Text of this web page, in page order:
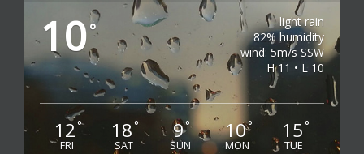
10°
light rain
82% humidity
wind: 5m/s SSW
H 11 • L 10
12°
FRI
18°
SAT
9°
SUN
10°
MON
15°
TUE